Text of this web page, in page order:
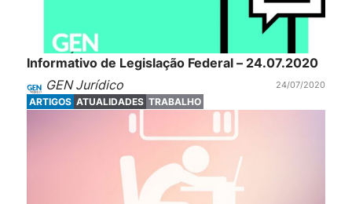
Informativo de Legislação Federal – 24.07.2020
GEN Jurídico
24/07/2020
ARTIGOS ATUALIDADES TRABALHO